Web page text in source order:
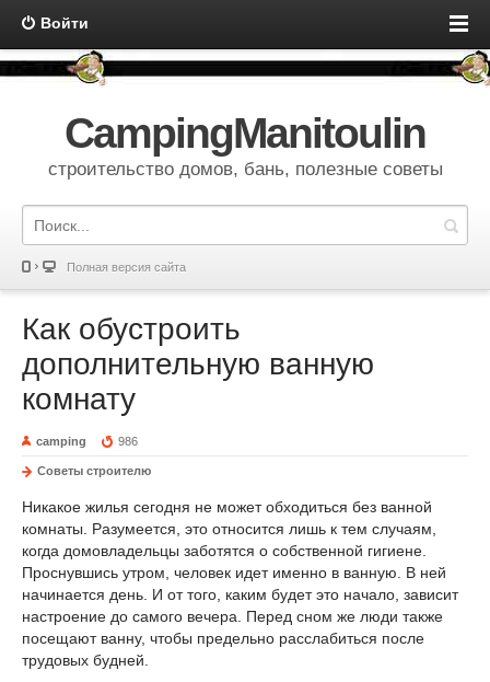
Войти
CampingManitoulin
строительство домов, бань, полезные советы
Полная версия сайта
Как обустроить
дополнительную ванную
комнату
camping 986
Советы строителю
Никакое жилья сегодня не может обходиться без ванной
комнаты. Разумеется, это относится лишь к тем случаям,
когда домовладельцы заботятся о собственной гигиене.
Проснувшись утром, человек идет именно в ванную. В ней
начинается день. И от того, каким будет это начало, зависит
настроение до самого вечера. Перед сном же люди также
посещают ванну, чтобы предельно расслабиться после
трудовых будней.